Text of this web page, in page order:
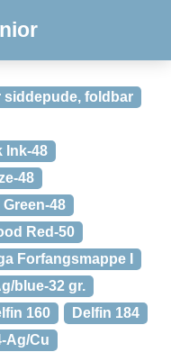
siddepude, foldbar
Ink-48
48
48
Red-50
Forfangsmappe I
blue-32 gr.
160
Delfin 184
Ag/Cu